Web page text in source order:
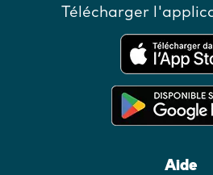
Télécharger
Aide